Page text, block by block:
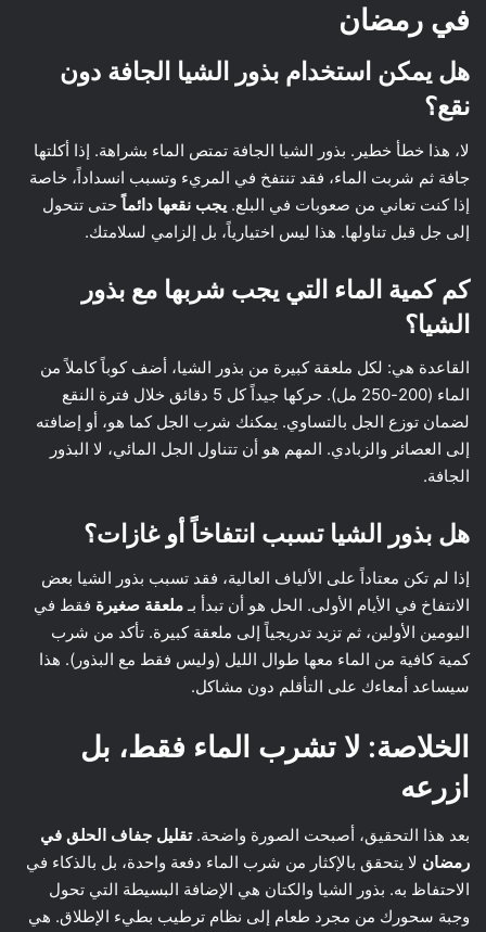
في رمضان
هل يمكن استخدام بذور الشيا الجافة دون
نقع؟
لا، هذا خطأ خطير. بذور الشيا الجافة تمتص الماء بشراهة. إذا أكلتها
جافة ثم شربت الماء، فقد تنتفخ في المريء وتسبب انسداداً، خاصة
إذا كنت تعاني من صعوبات في البلع. يجب نقعها دائماًحتى تتحول
إلى جل قبل تناولها. هذا ليس اختيارياً، بل إلزامي لسلامتك.
كم كمية الماء التي يجب شربها مع بذور
الشيا؟
القاعدة هي: لكل ملعقة كبيرة من بذور الشيا، أضف كوباً كاملاً من
الماء (200-250 مل). حركها جيداً كل 5 دقائق خلال فترة النقع
لضمان توزع الجل بالتساوي. يمكنك شرب الجل كما هو، أو إضافته
إلى العصائر والزبادي. المهم هو أن تتناول الجل المائي، لا البذور
الجافة.
هل بذور الشيا تسبب انتفاخاً أو غازات؟
إذا لم تكن معتاداً على الألياف العالية، فقد تسبب بذور الشيا بعض
الانتفاخ في الأيام الأولى. الحل هو أن تبدأ بـملعقة صغيرة فقط في
اليومين الأولين، ثم تزيد تدريجياً إلى ملعقة كبيرة. تأكد من شرب
كمية كافية من الماء معها طوال الليل (وليس فقط مع البذور). هذا
سيساعد أمعاءك على التأقلم دون مشاكل.
الخلاصة: لا تشرب الماء فقط، بل
ازرعه
بعد هذا التحقيق، أصبحت الصورة واضحة.تقليل جفاف الحلق في
رمضان لا يتحقق بالإكثار من شرب الماء دفعة واحدة، بل بالذكاء في
الاحتفاظ به. بذور الشيا والكتان هي الإضافة البسيطة التي تحول
وجبة سحورك من مجرد طعام إلى نظام ترطيب بطيء الإطلاق. هي